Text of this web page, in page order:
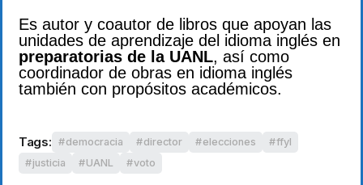
Es autor y coautor de libros que apoyan las
unidades de aprendizaje del idioma inglés en
preparatorias de la UANL, así como
coordinador de obras en idioma inglés
también con propósitos académicos.
Tags: democracia director elecciones
ffyl
justicia
UANL voto